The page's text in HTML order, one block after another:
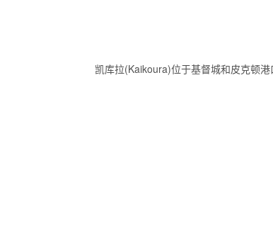
凯库拉(Kaikoura)位于基督城和皮克顿